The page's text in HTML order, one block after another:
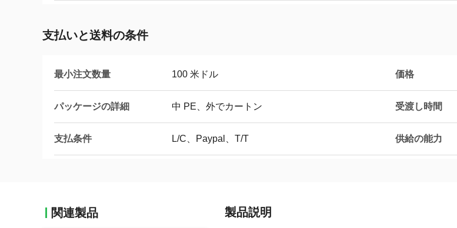
支払いと送料の条件
最小注文数量 100 米ドル 価格
パッケージの詳細 中 PE、外でカートン 受渡し時間
支払条件 L/C、Paypal、T/T 供給の能力
関連製品 製品説明